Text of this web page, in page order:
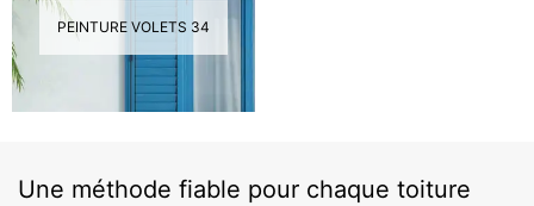
PEINTURE VOLETS 34
Une méthode fiable pour chaque toiture